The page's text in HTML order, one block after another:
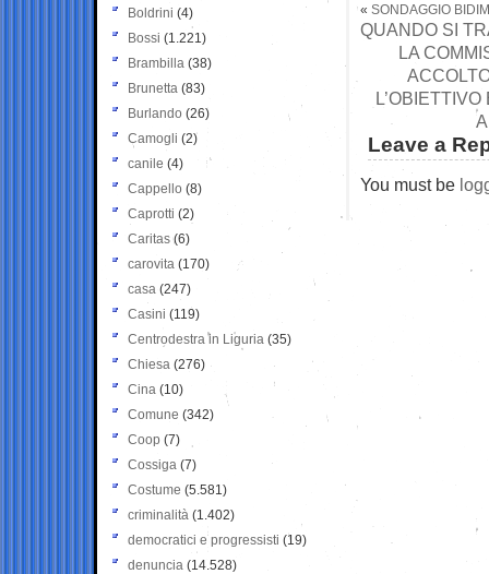
« SONDAGGIO
QUANDO SI
LA
Leave a
You must be
Boldrini (4)
Bossi (1.221)
Brambilla (38)
Brunetta (83)
Burlando (26)
Camogli (2)
canile (4)
Cappello (8)
Caprotti (2)
Caritas (6)
carovita (170)
casa (247)
Casini (119)
Centrodestra in Liguria (35)
Chiesa (276)
Cina (10)
Comune (342)
Coop (7)
Cossiga (7)
Costume (5.581)
criminalità (1.402)
democratici e progressisti (19)
denuncia (14.528)